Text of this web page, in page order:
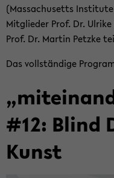
(Mas­sa­chu­setts In­sti­tu­te
Mitglieder Prof. Dr.
Prof. Dr. Mar­tin Petz­ke
Das voll­stän­di­ge
#12: Blind
Kunst